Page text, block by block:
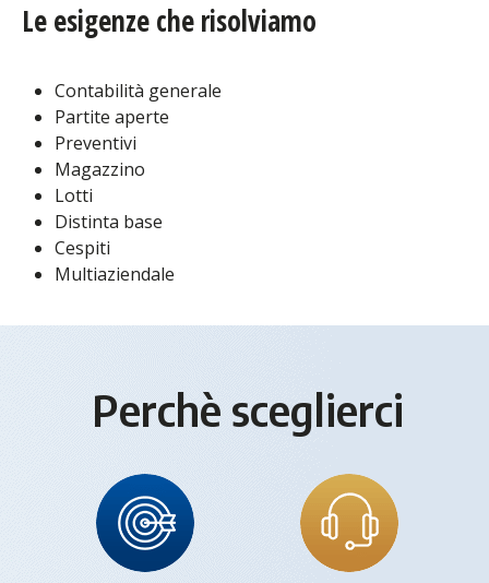
Le esigenze che risolviamo
Contabilità generale
Partite aperte
Preventivi
Magazzino
Lotti
Distinta base
Cespiti
Multiaziendale
Perchè sceglierci